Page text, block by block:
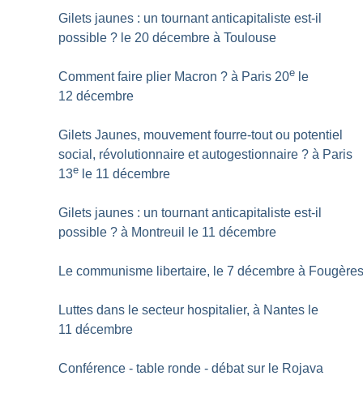
Gilets jaunes : un tournant anticapitaliste est-il
possible ? le 20 décembre à Toulouse
Comment faire plier Macron ? à Paris 20e le
12 décembre
Gilets Jaunes, mouvement fourre-tout ou potentiel
social, révolutionnaire et autogestionnaire ? à Paris
13e le 11 décembre
Gilets jaunes : un tournant anticapitaliste est-il
possible ? à Montreuil le 11 décembre
Le communisme libertaire, le 7 décembre à
Luttes dans le secteur hospitalier, à Nantes le
11 décembre
Conférence - table ronde - débat sur le Rojava